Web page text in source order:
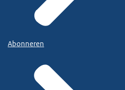
Abonneren